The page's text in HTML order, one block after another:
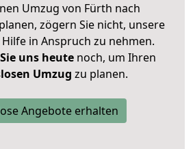
Umzug von Fürth nach
zögern Sie nicht, unsere
in Anspruch zu nehmen.
uns heutenoch, um Ihren
Umzug zu planen.
Angebote erhalten